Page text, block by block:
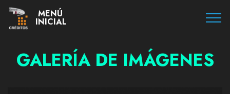
MENÚ
INICIAL
GALERÍA DE IMÁGENES